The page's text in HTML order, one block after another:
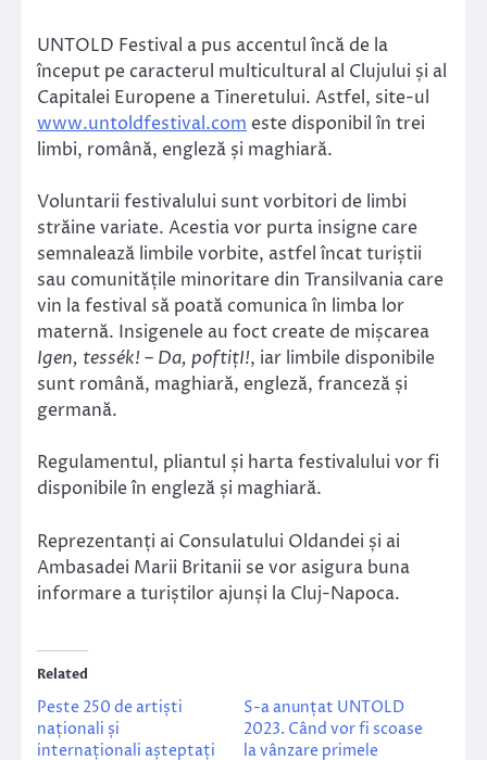
UNTOLD Festival a pus accentul încă de la
început pe caracterul multicultural al Clujului și al
Capitalei Europene a Tineretului. Astfel, site-ul
www.untoldfestival.com este disponibil în trei
limbi, română, engleză și maghiară.
Voluntarii festivalului sunt vorbitori de limbi
străine variate. Acestia vor purta insigne care
semnalează limbile vorbite, astfel încat turiștii
sau comunitățile minoritare din Transilvania care
vin la festival să poată comunica în limba lor
maternă. Insigenele au foct create de mișcarea
Igen, tessék! – Da, poftițI!, iar limbile disponibile
sunt română, maghiară, engleză, franceză și
germană.
Regulamentul, pliantul și harta festivalului vor fi
disponibile în engleză și maghiară.
Reprezentanți ai Consulatului Oldandei și ai
Ambasadei Marii Britanii se vor asigura buna
informare a turiștilor ajunși la Cluj-Napoca.
Related
Peste 250 de artiști
naționali și
internaționali așteptați
S-a anunțat UNTOLD
2023. Când vor fi scoase
la vânzare primele